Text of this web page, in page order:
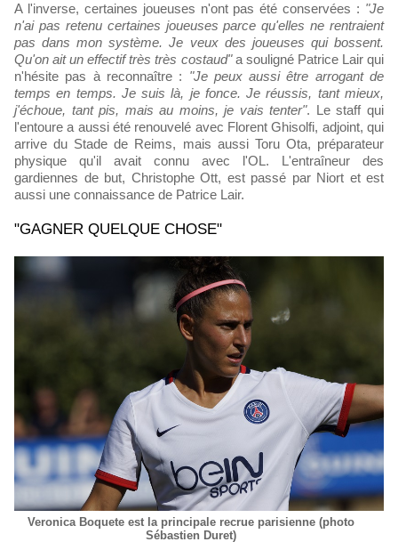
A l'inverse, certaines joueuses n'ont pas été conservées : "Je
n'ai pas retenu certaines joueuses parce qu'elles ne rentraient
pas dans mon système. Je veux des joueuses qui bossent.
Qu'on ait un effectif très très costaud"a souligné Patrice Lair qui
n'hésite pas à reconnaître : "Je peux aussi être arrogant de
temps en temps. Je suis là, je fonce. Je réussis, tant mieux,
j'échoue, tant pis, mais au moins, je vais tenter". Le staff qui
l'entoure a aussi été renouvelé avec Florent Ghisolfi, adjoint, qui
arrive du Stade de Reims, mais aussi Toru Ota, préparateur
physique qu'il avait connu avec l'OL. L'entraîneur des
gardiennes de but, Christophe Ott, est passé par Niort et est
aussi une connaissance de Patrice Lair.
"GAGNER QUELQUE CHOSE"
Veronica Boquete est la principale recrue parisienne (photo
Sébastien Duret)